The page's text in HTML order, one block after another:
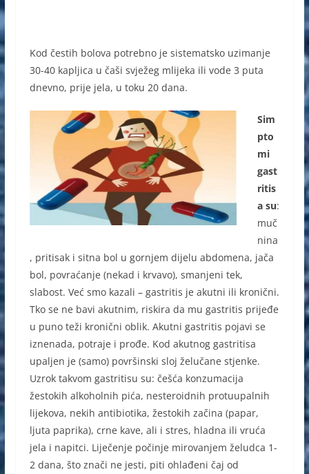
Kod čestih bolova potrebno je sistematsko uzimanje
30-40 kapljica u čaši svježeg mlijeka ili vode 3 puta
dnevno, prije jela, u toku 20 dana.
Sim
pto
mi
gast
ritis
a su:
muč
nina
, pritisak i sitna bol u gornjem dijelu abdomena, jača
bol, povraćanje (nekad i krvavo), smanjeni tek,
slabost. Već smo kazali – gastritis je akutni ili kronični.
Tko se ne bavi akutnim, riskira da mu gastritis prijeđe
u puno teži kronični oblik. Akutni gastritis pojavi se
iznenada, potraje i prođe. Kod akutnog gastritisa
upaljen je (samo) površinski sloj želučane stjenke.
Uzrok takvom gastritisu su: češća konzumacija
žestokih alkoholnih pića, nesteroidnih protuupalnih
lijekova, nekih antibiotika, žestokih začina (papar,
ljuta paprika), crne kave, ali i stres, hladna ili vruća
jela i napitci. Liječenje počinje mirovanjem želudca 1-
2 dana, što znači ne jesti, piti ohlađeni čaj od